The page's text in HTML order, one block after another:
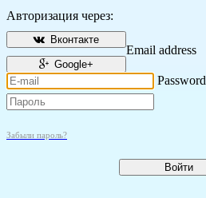
Авторизация через:
Вконтакте
Google+
Email address
Password
Забыли пароль?
Войти